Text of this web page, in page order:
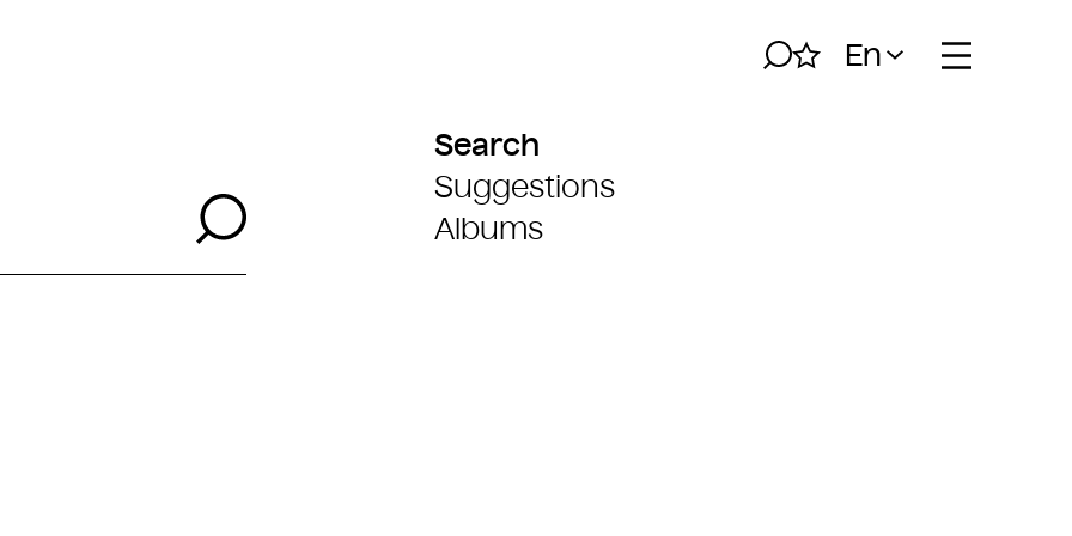
SearchMy album
En Open
Search
Search
Suggestions
Albums